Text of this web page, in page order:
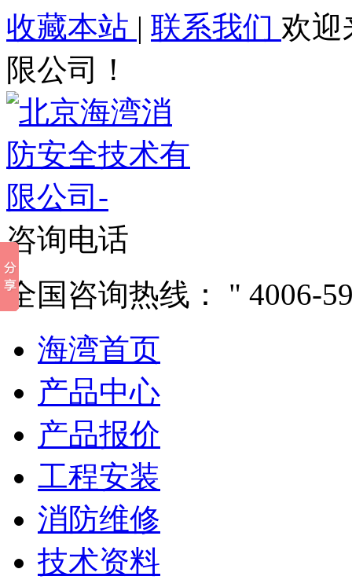
收藏本站 | 联系我们 欢迎
限公司！
咨询电话
全国咨询热线：
4006-
海湾首页
产品中心
产品报价
工程安装
消防维修
技术资料